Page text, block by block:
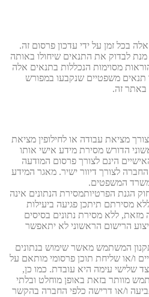
בכל זמן על ידי עדכון פרסום זה.
לבדוק את התנאים שיחולו באותה
מסוימות הנכללות בתנאים אלה
תנאים משפטיים שנקבעו במפורש
באתר זה.
מציאת עבודה או לחילופין מציאת
הדורש מסירת מידע אישי אותו
הינם לצורך פרסום המודעה
לצורך דיוור ישיר. מאגר המידע
המשפטים.
כי על פי סעיף 11 לחוק הגנת הפרטיותמסירת הנתונים אינה
מסירתם תיתכן פגיעה ביעילות
ללא מסירת נתונים בסיסים
הרישום הראשוני לא יתאפשר
המשתמש מאשר שימוש בנתונים
ו/או שליחת תוכן פרסומי מותאם על
שלישי עימה היא עובדת. כמו כן,
מוותר בזאת באופן מוחלט ובלתי
ו/או דרישה כלפי החברה בהקשר